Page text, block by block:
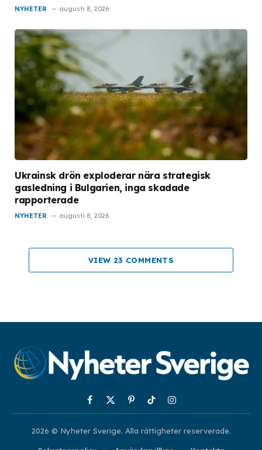
NYHETER augusti 8, 2026
Ukrainsk drön exploderar nära strategisk
gasledning i Bulgarien, inga skadade
rapporterade
NYHETER augusti 8, 2026
VIEW 23 COMMENTS
Facebook
X
(Twitter)
PinterestTikTokInstagram
2026 © Nyheter Sverige. Alla rättigheter reserverade.